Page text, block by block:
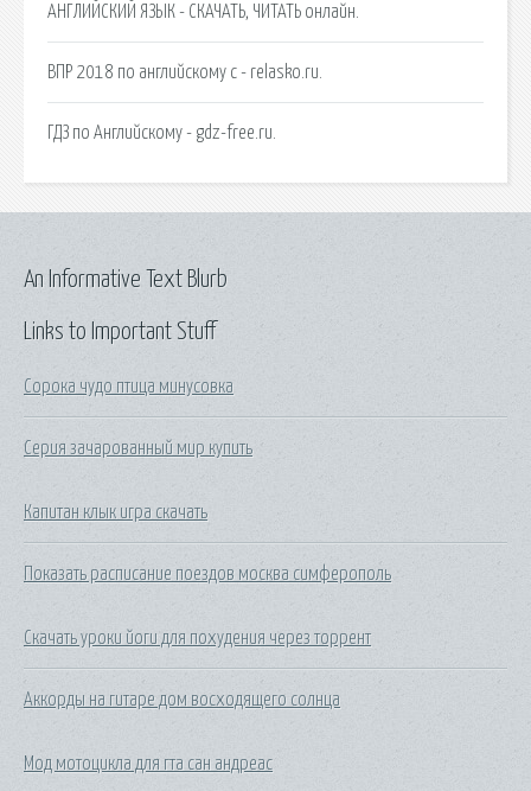
АНГЛИЙСКИЙ ЯЗЫК - СКАЧАТЬ, ЧИТАТЬ онлайн.
ВПР 2018 по английскому с - relasko.ru.
ГДЗ по Английскому - gdz-free.ru.
Links to Important Stuff
Сорока чудо птица минусовка
Серия зачарованный мир купить
Капитан клык игра скачать
Показать расписание поездов москва симферополь
Скачать уроки йоги для похудения через торрент
Аккорды на гитаре дом восходящего солнца
Мод мотоцикла для гта сан андреас
An Informative Text Blurb